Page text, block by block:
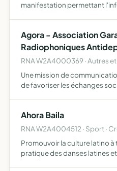
manifestation permettant
d'emplois liés à
Agora - Association
Radiophoniques
RNA W2A4000369 · Autres
Une mission de
de favoriser les échanges
l'environneme…
Ahora Baila
RNA W2A4004512 · Sport ·
Promouvoir la culture latino
pratique des danses latines